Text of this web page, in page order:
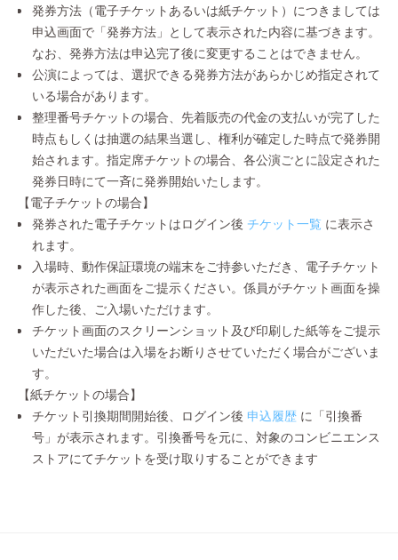
発券方法（電子チケットあるいは紙チケット）につきましては
申込画面で「発券方法」として表示された内容に基づきます。
なお、発券方法は申込完了後に変更することはできません。
公演によっては、選択できる発券方法があらかじめ指定されて
いる場合があります。
整理番号チケットの場合、先着販売の代金の支払いが完了した
時点もしくは抽選の結果当選し、権利が確定した時点で発券開
始されます。指定席チケットの場合、各公演ごとに設定された
発券日時にて一斉に発券開始いたします。
【電子チケットの場合】
発券された電子チケットはログイン後 チケット一覧 に表示さ
れます。
入場時、動作保証環境の端末をご持参いただき、電子チケット
が表示された画面をご提示ください。係員がチケット画面を操
作した後、ご入場いただけます。
チケット画面のスクリーンショット及び印刷した紙等をご提示
いただいた場合は入場をお断りさせていただく場合がございま
す。
【紙チケットの場合】
チケット引換期間開始後、ログイン後 申込履歴 に「引換番
号」が表示されます。引換番号を元に、対象のコンビニエンス
ストアにてチケットを受け取りすることができます